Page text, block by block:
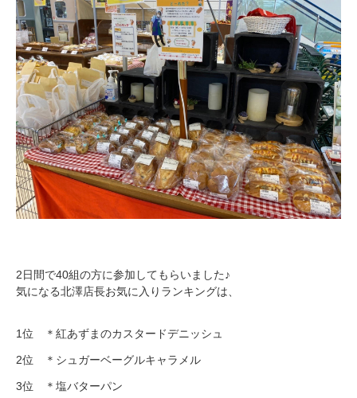
2日間で40組の方に参加してもらいました♪
気になる北澤店長お気に入りランキングは、
1位 ＊紅あずまのカスタードデニッシュ
2位 ＊シュガーベーグルキャラメル
3位 ＊塩バターパン